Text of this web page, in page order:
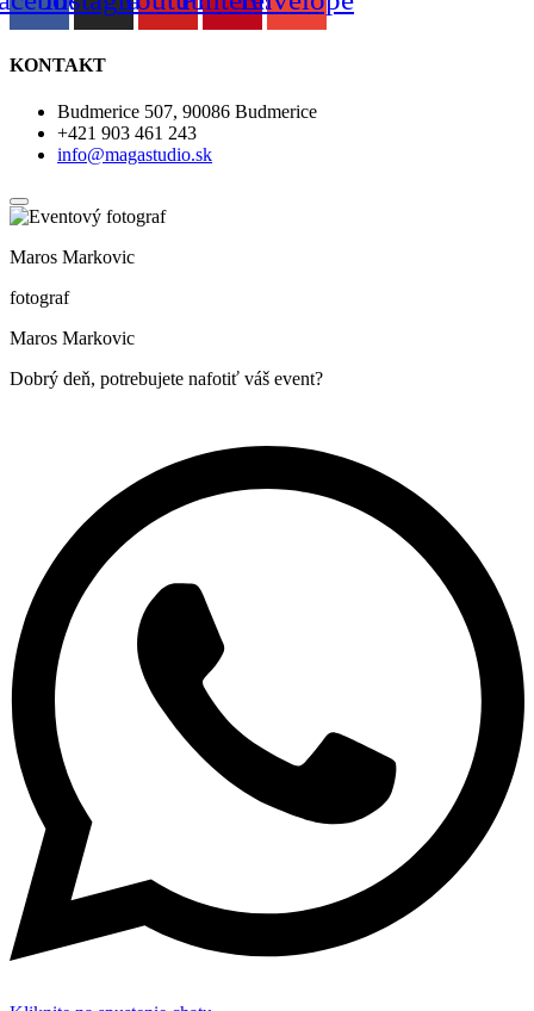
KONTAKT
Budmerice 507, 90086 Budmerice
+421 903 461 243
info@magastudio.sk
Maros Markovic
fotograf
Maros Markovic
Dobrý deň, potrebujete nafotiť váš event?